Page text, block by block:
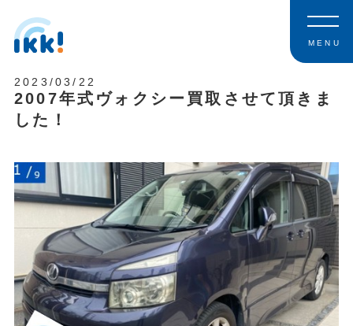
MENU
2023/03/22
2007年式ヴォクシー買取させて頂きま
した！